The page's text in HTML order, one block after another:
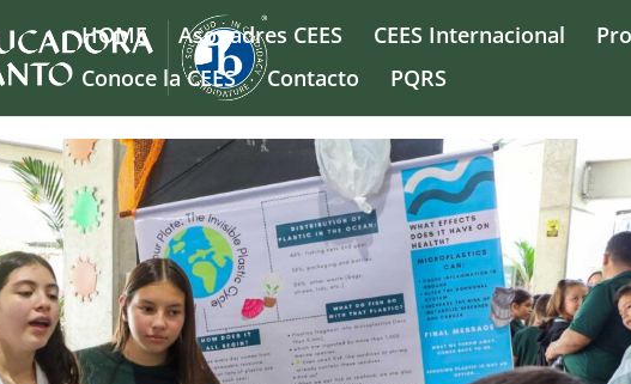
HOME Asopadres CEES CEES Internacional
Conoce la CEES
Contacto PQRS